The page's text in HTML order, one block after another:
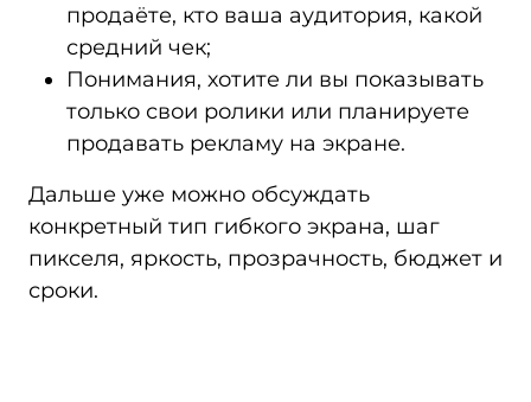
продаёте, кто ваша аудитория, какой
средний чек;
Понимания, хотите ли вы показывать
только свои ролики или планируете
продавать рекламу на экране.
Дальше уже можно обсуждать
конкретный тип гибкого экрана, шаг
пикселя, яркость, прозрачность, бюджет и
сроки.